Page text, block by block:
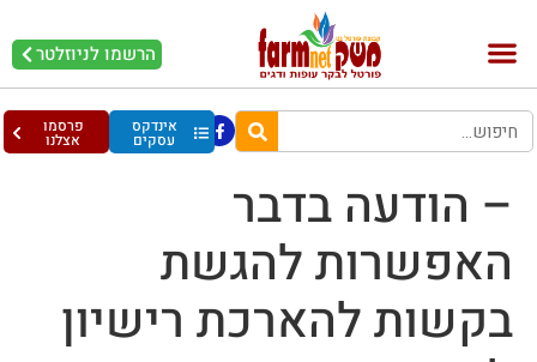
הרשמו לניוזלטר
אינדקס
עסקים
פרסמו
אצלנו
– הודעה בדבר
האפשרות להגשת
בקשות להארכת רישיון